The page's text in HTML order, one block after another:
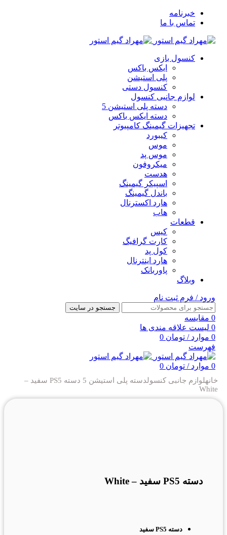
خبرنامه
تماس با ما
کنسول بازی
ایکس باکس
پلی استیشن
کنسول دستی
لوازم جانبی کنسول
دسته پلی استیشن 5
دسته ایکس باکس
تجهیزات گیمینگ کامپیوتر
کیبورد
موس
موس پد
میکروفون
هدست
اسپیکر گیمینگ
باندل گیمینگ
هارد اکسترنال
هاب
قطعات
کیس
کارت گرافیگ
کول پد
هارد اینترنال
پاوربانک
وبلاگ
ورود / فرم ثبت نام
جستجو در سایت
0 مقایسه
0 لیست علاقه مندی ها
0 موارد / تومان
فهرست
0 موارد / تومان
خانهلوازم جانبی کنسولدسته پلی استیشن 5
دسته PS5 سفید –
White
دسته PS5 سفید – White
دسته PS5 سفید